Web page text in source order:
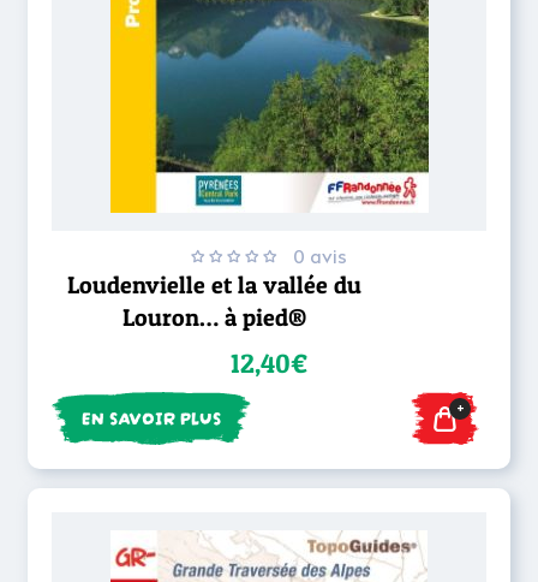
0 avis
Loudenvielle et la vallée du
Louron… à pied®
12,40€
EN SAVOIR PLUS +